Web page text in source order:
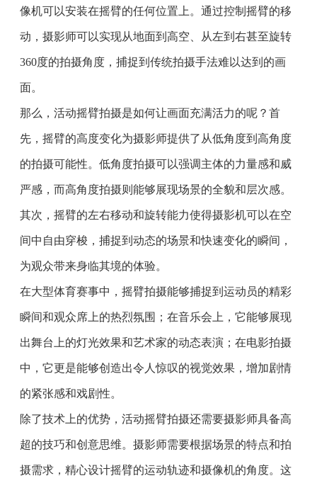
像机可以安装在摇臂的任何位置上。通过控制摇臂的移
动，摄影师可以实现从地面到高空、从左到右甚至旋转
360度的拍摄角度，捕捉到传统拍摄手法难以达到的画
面。
那么，活动摇臂拍摄是如何让画面充满活力的呢？首
先，摇臂的高度变化为摄影师提供了从低角度到高角度
的拍摄可能性。低角度拍摄可以强调主体的力量感和威
严感，而高角度拍摄则能够展现场景的全貌和层次感。
其次，摇臂的左右移动和旋转能力使得摄影机可以在空
间中自由穿梭，捕捉到动态的场景和快速变化的瞬间，
为观众带来身临其境的体验。
在大型体育赛事中，摇臂拍摄能够捕捉到运动员的精彩
瞬间和观众席上的热烈氛围；在音乐会上，它能够展现
出舞台上的灯光效果和艺术家的动态表演；在电影拍摄
中，它更是能够创造出令人惊叹的视觉效果，增加剧情
的紧张感和戏剧性。
除了技术上的优势，活动摇臂拍摄还需要摄影师具备高
超的技巧和创意思维。摄影师需要根据场景的特点和拍
摄需求，精心设计摇臂的运动轨迹和摄像机的角度。这